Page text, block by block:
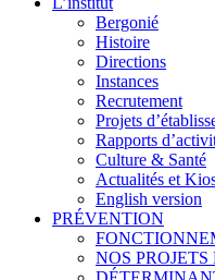
Bergonié
Histoire
Directions
Instances
Recrutement
Projets
Rapports
Culture & Santé
Actualités et
English version
PRÉVENTION
NOS